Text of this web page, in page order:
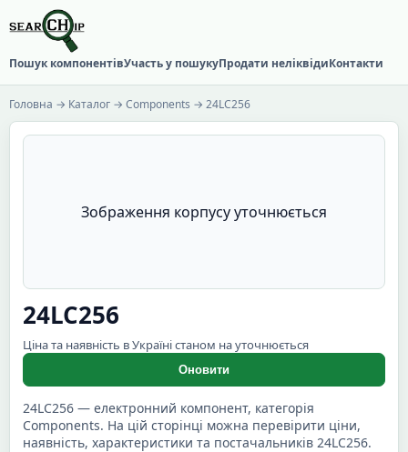
Пошук компонентівУчасть у пошукуПродати неліквідиКонтакти
Головна → Каталог → Components → 24LC256
Зображення корпусу уточнюється
24LC256
Ціна та наявність в Україні станом на уточнюється
Оновити
24LC256 — електронний компонент, категорія
Components. На цій сторінці можна перевірити ціни,
наявність, характеристики та постачальників 24LC256.